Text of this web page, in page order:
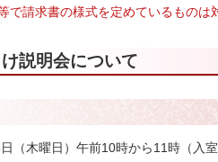
で請求書の様式を定めているものは
説明会について
（木曜日）午前10時から11時（入